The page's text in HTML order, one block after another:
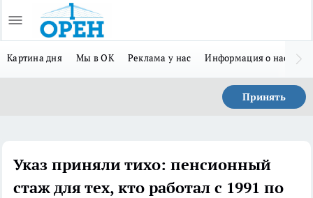
Картина дня Мы в ОК Реклама у нас Информация о нас
Принять
Указ приняли тихо: пенсионный
стаж для тех, кто работал с 1991 по